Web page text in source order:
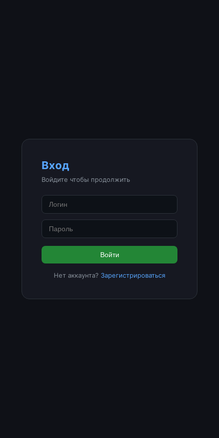
Вход
Войдите чтобы продолжить
Войти
Нет аккаунта? Зарегистрироваться